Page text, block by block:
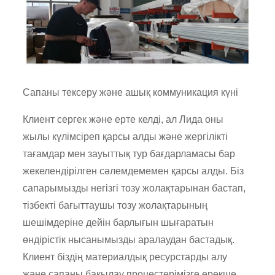
Сапаны тексеру және ашық коммуникация күні
Клиент сергек және ерте келді, ал Лида оны
жылы күлімсіреп қарсы алды және жергілікті
тағамдар мен зауыттық тур бағдарламасы бар
жекелендірілген сәлемдемемен қарсы алды. Біз
сапарымызды негізгі тозу жолақтарынан бастап,
тізбекті бағыттаушы тозу жолақтарының
шешімдеріне дейін барлығын шығаратын
өндірістік нысанымызды аралаудан бастадық.
Клиент біздің материалдық ресурстарды алу